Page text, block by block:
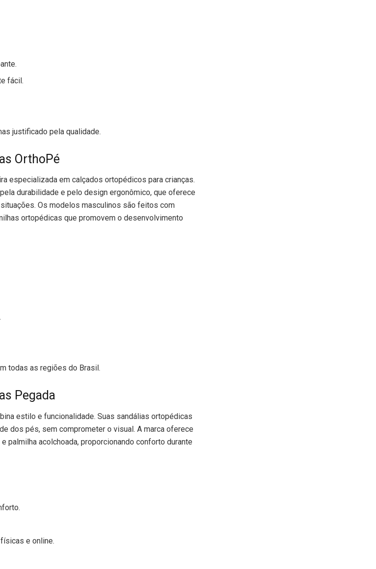
fácil.
justificado pela qualidade.
OrthoPé
especializada em calçados ortopédicos para crianças.
durabilidade e pelo design ergonômico, que oferece
Os modelos masculinos são feitos com
ortopédicas que promovem o desenvolvimento
todas as regiões do Brasil.
Pegada
estilo e funcionalidade. Suas sandálias ortopédicas
dos pés, sem comprometer o visual. A marca oferece
palmilha acolchoada, proporcionando conforto durante
e online.